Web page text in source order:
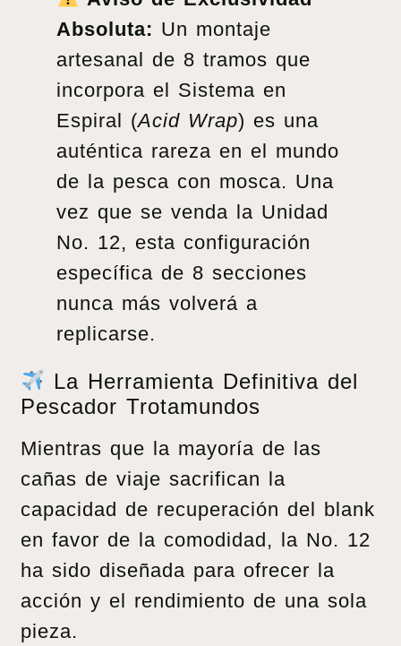
Absoluta: Un montaje
artesanal de 8 tramos que
incorpora el Sistema en
Espiral (Acid Wrap) es una
auténtica rareza en el mundo
de la pesca con mosca. Una
vez que se venda la Unidad
No. 12, esta configuración
específica de 8 secciones
nunca más volverá a
replicarse.
La Herramienta Definitiva del
Pescador Trotamundos
Mientras que la mayoría de las
cañas de viaje sacrifican la
capacidad de recuperación del blank
en favor de la comodidad, la No. 12
ha sido diseñada para ofrecer la
acción y el rendimiento de una sola
pieza.